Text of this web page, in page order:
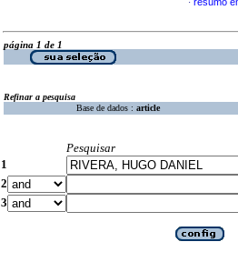
·
página 1 de 1
Refinar a pesquisa
Base de dados : article
Pesquisar
1
2
3